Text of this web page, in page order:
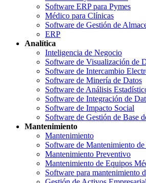
Software ERP para Pymes
Médico para Clínicas
Software de Gestión de
ERP
Analítica
Inteligencia de Negocio
Software de Visualización de
Software de Intercambio
Software de Minería de Datos
Software de Análisis
Software de Integración de
Software de Impacto Social
Software de Gestión de Base
Mantenimiento
Mantenimiento
Software de Mantenimiento de
Mantenimiento Preventivo
Mantenimiento de Equipos
Software para mantenimiento